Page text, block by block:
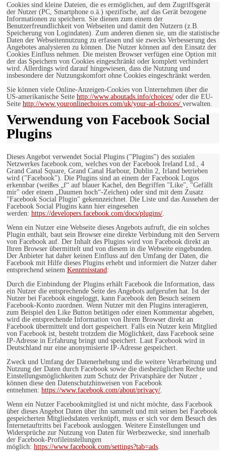
Cookies sind kleine Dateien, die es ermöglichen, auf dem Zugriffsgerät
der Nutzer (PC, Smartphone o.ä.) spezifische, auf das Gerät bezogene
Informationen zu speichern. Sie dienen zum einem der
Benutzerfreundlichkeit von Webseiten und damit den Nutzern (z.B.
Speicherung von Logindaten). Zum anderen dienen sie, um die statistische
Daten der Webseitennutzung zu erfassen und sie zwecks Verbesserung des
Angebotes analysieren zu können. Die Nutzer können auf den Einsatz der
Cookies Einfluss nehmen. Die meisten Browser verfügen eine Option mit
der das Speichern von Cookies eingeschränkt oder komplett verhindert
wird. Allerdings wird darauf hingewiesen, dass die Nutzung und
insbesondere der Nutzungskomfort ohne Cookies eingeschränkt werden.
Sie können viele Online-Anzeigen-Cookies von Unternehmen über die
US-amerikanische Seite http://www.aboutads.info/choices/ oder die EU-
Seite http://www.youronlinechoices.com/uk/your-ad-choices/ verwalten.
Verwendung von Facebook Social
Plugins
Dieses Angebot verwendet Social Plugins ("Plugins") des sozialen
Netzwerkes facebook.com, welches von der Facebook Ireland Ltd., 4
Grand Canal Square, Grand Canal Harbour, Dublin 2, Irland betrieben
wird ("Facebook"). Die Plugins sind an einem der Facebook Logos
erkennbar (weißes „f“ auf blauer Kachel, den Begriffen "Like", "Gefällt
mir" oder einem „Daumen hoch“-Zeichen) oder sind mit dem Zusatz
"Facebook Social Plugin" gekennzeichnet. Die Liste und das Aussehen der
Facebook Social Plugins kann hier eingesehen
werden: https://developers.facebook.com/docs/plugins/
Wenn ein Nutzer eine Webseite dieses Angebots aufruft, die ein solches
Plugin enthält, baut sein Browser eine direkte Verbindung mit den Servern
von Facebook auf. Der Inhalt des Plugins wird von Facebook direkt an
Ihren Browser übermittelt und von diesem in die Webseite eingebunden.
Der Anbieter hat daher keinen Einfluss auf den Umfang der Daten, die
Facebook mit Hilfe dieses Plugins erhebt und informiert die Nutzer daher
entsprechend seinem Kenntnisstand :
Durch die Einbindung der Plugins erhält Facebook die Information, dass
ein Nutzer die entsprechende Seite des Angebots aufgerufen hat. Ist der
Nutzer bei Facebook eingeloggt, kann Facebook den Besuch seinem
Facebook-Konto zuordnen. Wenn Nutzer mit den Plugins interagieren,
zum Beispiel den Like Button betätigen oder einen Kommentar abgeben,
wird die entsprechende Information von Ihrem Browser direkt an
Facebook übermittelt und dort gespeichert. Falls ein Nutzer kein Mitglied
von Facebook ist, besteht trotzdem die Möglichkeit, dass Facebook seine
IP-Adresse in Erfahrung bringt und speichert. Laut Facebook wird in
Deutschland nur eine anonymisierte IP-Adresse gespeichert.
Zweck und Umfang der Datenerhebung und die weitere Verarbeitung und
Nutzung der Daten durch Facebook sowie die diesbezüglichen Rechte und
Einstellungsmöglichkeiten zum Schutz der Privatsphäre der Nutzer ,
können diese den Datenschutzhinweisen von Facebook
entnehmen: https://www.facebook.com/about/privacy/
Wenn ein Nutzer Facebookmitglied ist und nicht möchte, dass Facebook
über dieses Angebot Daten über ihn sammelt und mit seinen bei Facebook
gespeicherten Mitgliedsdaten verknüpft, muss er sich vor dem Besuch des
Internetauftritts bei Facebook ausloggen. Weitere Einstellungen und
Widersprüche zur Nutzung von Daten für Werbezwecke, sind innerhalb
der Facebook-Profileinstellungen
möglich: https://www.facebook.com/settings?tab=ads